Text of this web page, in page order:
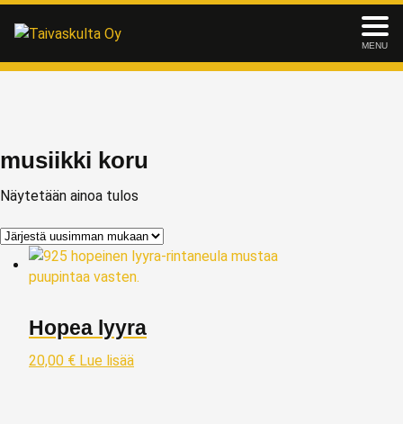
MENU
musiikki koru
Näytetään ainoa tulos
Hopea lyyra
20,00 € Lue lisää